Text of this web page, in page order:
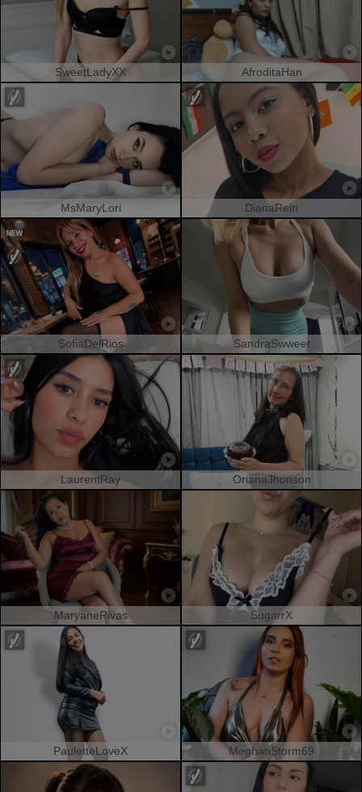
SweetLadyXX AfroditaHan
MsMaryLori DianaRein
SofiaDelRios SandraSwweet
LaurentRay OrianaJhonson
MaryaneRivas SugarrX
PauletteLoveX MeghanStorm69